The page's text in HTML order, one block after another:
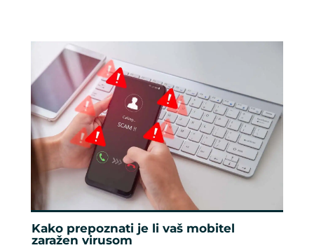
Kako prepoznati je li vaš mobitel
zaražen virusom